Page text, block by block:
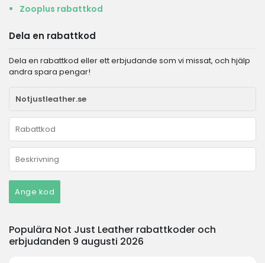
Zooplus rabattkod
Dela en rabattkod
Dela en rabattkod eller ett erbjudande som vi missat, och hjälp
andra spara pengar!
Ange kod
Populära Not Just Leather rabattkoder och
erbjudanden 9 augusti 2026